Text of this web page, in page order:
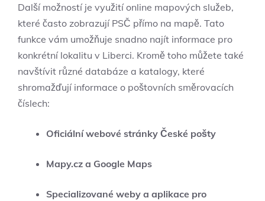
Další možností je využití online mapových služeb,
které často zobrazují PSČ přímo na mapě. Tato
funkce vám umožňuje snadno najít informace pro
konkrétní lokalitu v Liberci. Kromě toho můžete také
navštívit různé databáze a katalogy, které
shromažďují informace o poštovních směrovacích
číslech:
Oficiální webové stránky České pošty
Mapy.cz a Google Maps
Specializované weby a aplikace pro